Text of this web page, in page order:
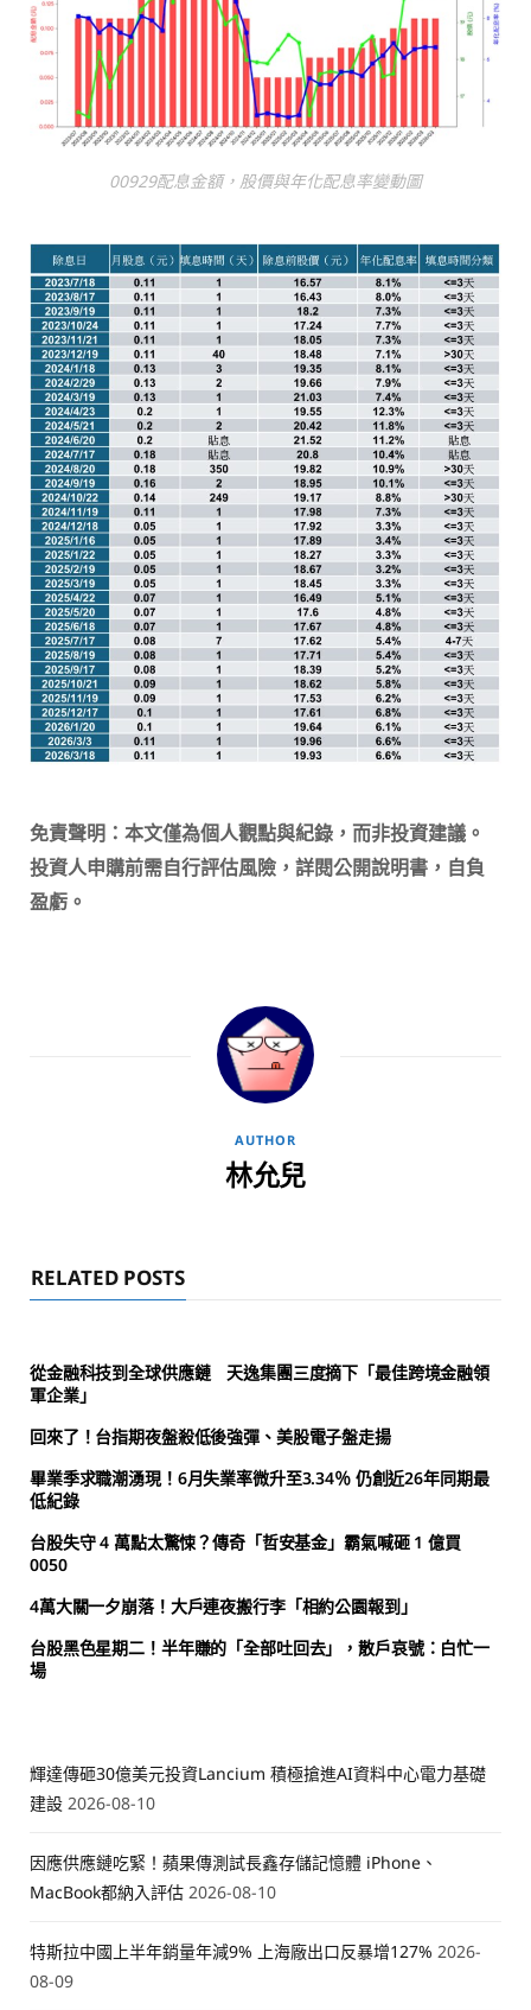
00929配息金額，股價與年化配息率變動圖
免責聲明：本文僅為個人觀點與紀錄，而非投資建議。
投資人申購前需自行評估風險，詳閱公開說明書，自負
盈虧。
AUTHOR
林允兒
RELATED POSTS
從金融科技到全球供應鏈 天逸集團三度摘下「最佳跨境金融領
軍企業」
回來了！台指期夜盤殺低後強彈、美股電子盤走揚
畢業季求職潮湧現！6月失業率微升至3.34％ 仍創近26年同期最
低紀錄
台股失守 4 萬點太驚悚？傳奇「哲安基金」霸氣喊砸 1 億買
0050
4萬大關一夕崩落！大戶連夜搬行李「相約公園報到」
台股黑色星期二！半年賺的「全部吐回去」，散戶哀號：白忙一
場
輝達傳砸30億美元投資Lancium 積極搶進AI資料中心電力基礎
建設 2026-08-10
因應供應鏈吃緊！蘋果傳測試長鑫存儲記憶體 iPhone、
MacBook都納入評估 2026-08-10
特斯拉中國上半年銷量年減9% 上海廠出口反暴增127% 2026-
08-09